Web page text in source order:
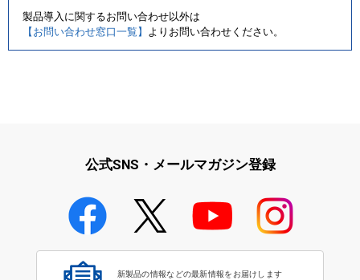
製品導入に関するお問い合わせ以外は
【お問い合わせ窓口一覧】 よりお問い合わせください。
公式SNS・メールマガジン登録
新製品の情報などの最新情報をお届けします